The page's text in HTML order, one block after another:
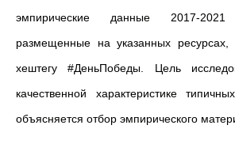
эмпирические данные 2017-
размещенные на указанных
хештегу #ДеньПобеды. Цель
качественной характеристике
объясняется отбор эмпирического